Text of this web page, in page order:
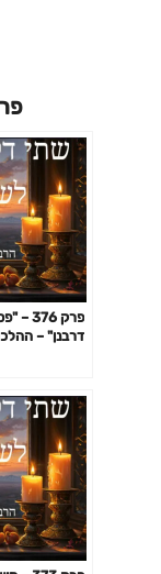
פרק
דרבנן" –